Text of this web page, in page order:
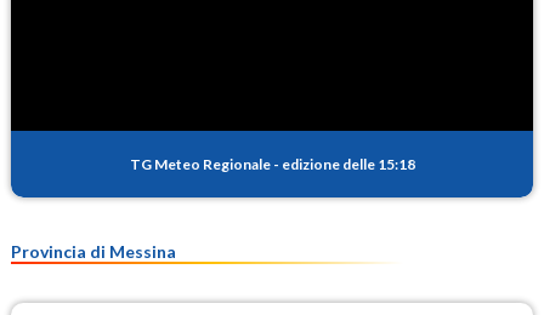
TG Meteo Regionale - edizione delle 15:18
Provincia di Messina